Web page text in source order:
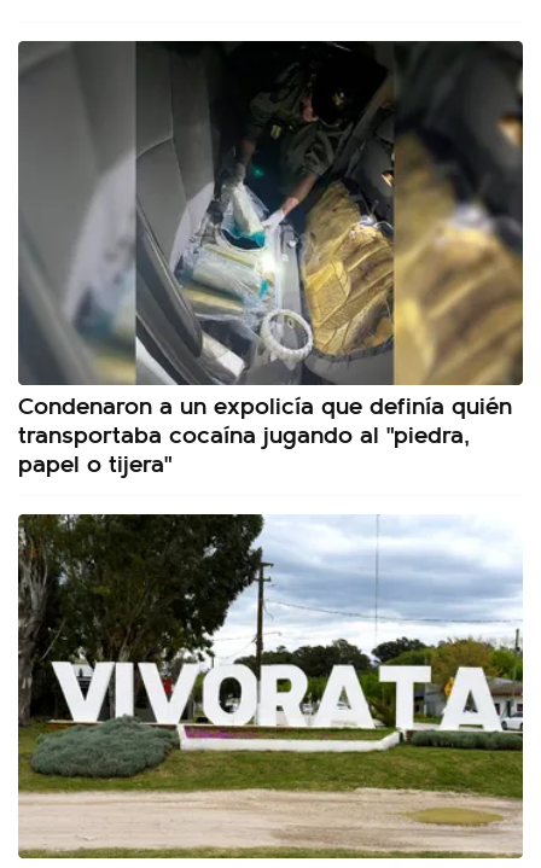
Condenaron a un expolicía que definía quién
transportaba cocaína jugando al "piedra,
papel o tijera"